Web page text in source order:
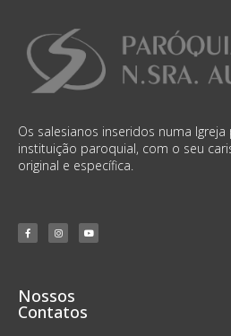
Os salesianos inseridos numa
instituição paroquial, com o seu
original e específica.
Nossos
Contatos